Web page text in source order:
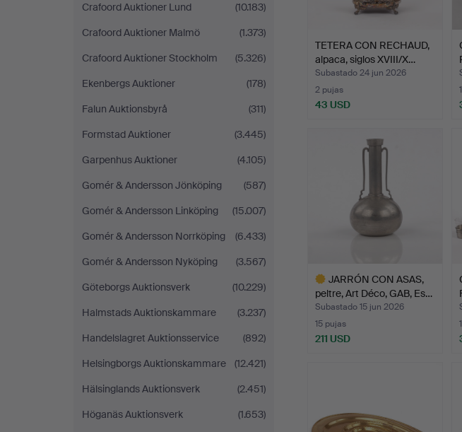
Crafoord Auktioner Lund
(10.183)
Crafoord Auktioner Malmö
(1.373)
Crafoord Auktioner Stockholm
(5.326)
Ekenbergs Auktioner
(178)
Falun Auktionsbyrå
(311)
Formstad Auktioner
(3.445)
Garpenhus Auktioner
(4.105)
Gomér & Andersson Jönköping
(587)
Gomér & Andersson Linköping
(15.007)
Gomér & Andersson Norrköping
(6.433)
Gomér & Andersson Nyköping
(3.567)
Göteborgs Auktionsverk
(10.229)
Halmstads Auktionskammare
(3.237)
Handelslagret Auktionsservice
(892)
Helsingborgs Auktionskammare
(12.421)
Hälsinglands Auktionsverk
(2.451)
Höganäs Auktionsverk
(1.653)
TETERA CON RECHAUD,
alpaca, siglos XVIII/X…
Subastado 24 jun 2026
2 pujas
43 USD
JARRÓN CON ASAS,
peltre, Art Déco, GAB, Es…
Subastado 15 jun 2026
15 pujas
211 USD